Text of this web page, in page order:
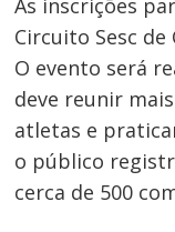
As inscrições
Circuito Sesc
O evento será
deve reunir
atletas e
o público
cerca de 500